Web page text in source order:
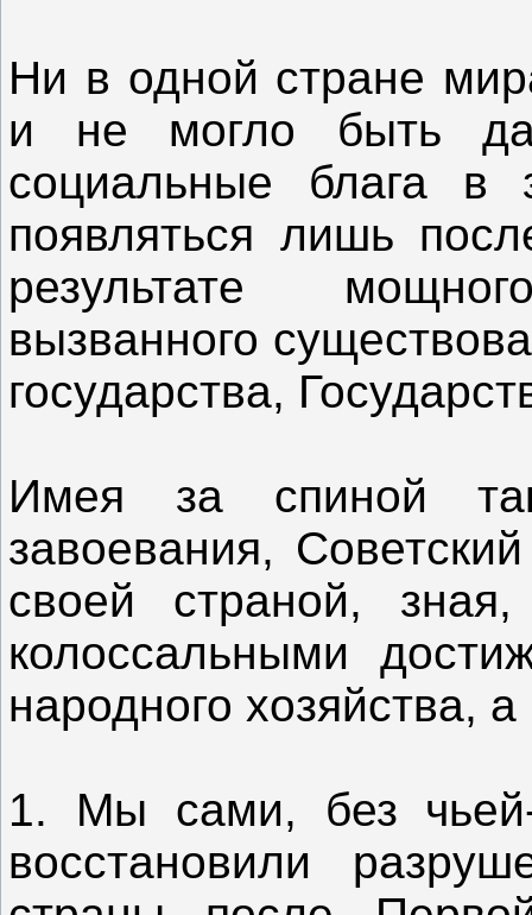
Ни в одной стране
и не могло быть
социальные блага в
появляться лишь
результате
вызванного
государства,
Имея за спиной
завоевания,
своей страной,
колоссальными
народного хозяйства,
1. Мы сами, без
восстановили